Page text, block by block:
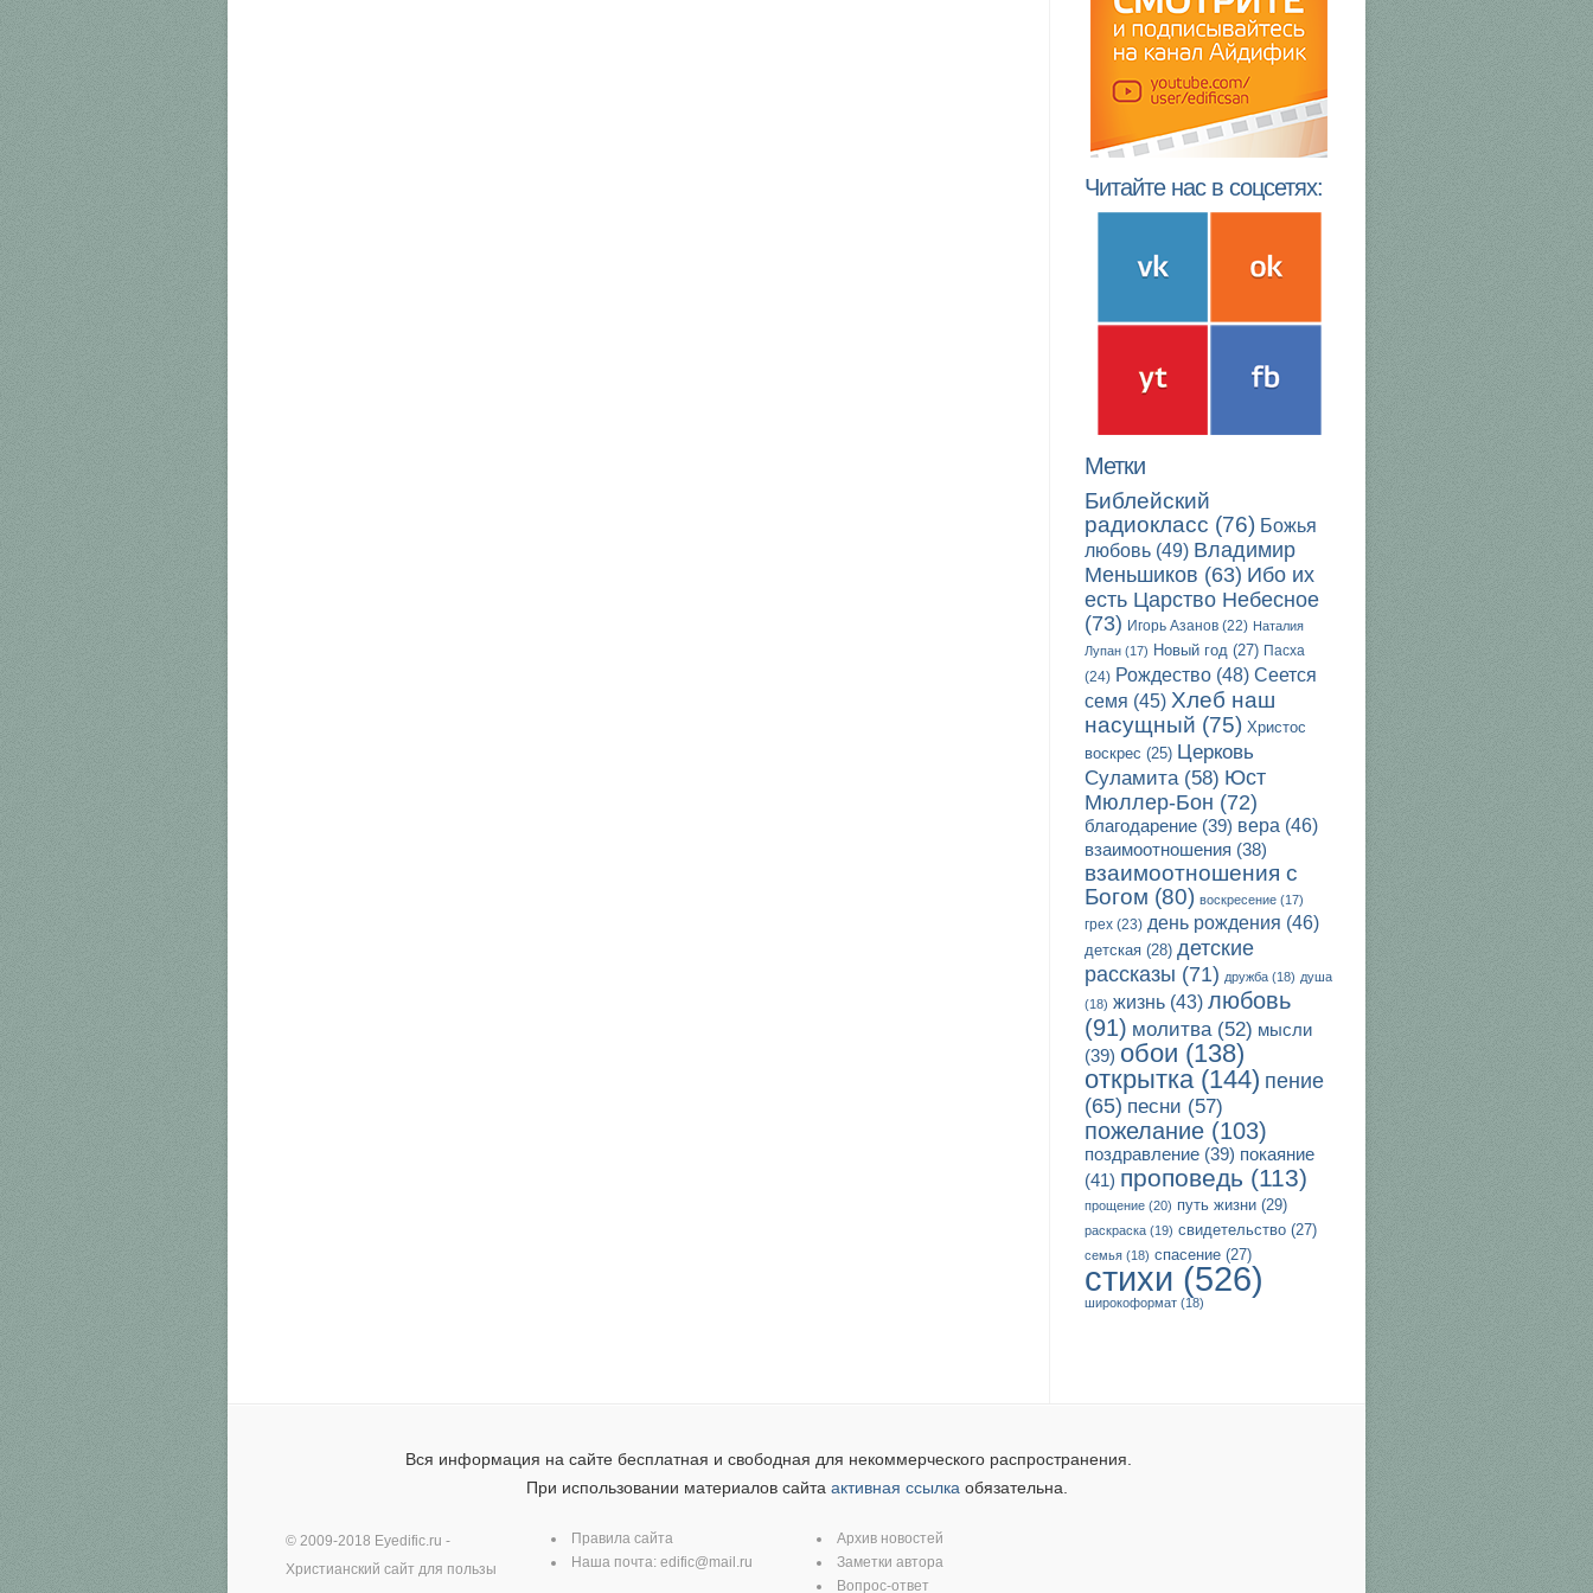
Читайте нас в соцсетях:
Метки
Библейский
радиокласс (76) Божья
любовь (49) Владимир
Меньшиков (63) Ибо их
есть Царство Небесное
(73) Игорь Азанов (22) Наталия
Лупан (17) Новый год (27) Пасха
(24) Рождество (48) Сеется
семя (45) Хлеб наш
насущный (75) Христос
воскрес (25) Церковь
Суламита(58) Юст
Мюллер-Бон (72)
благодарение (39) вера (46)
взаимоотношения (38)
взаимоотношения с
Богом (80) воскресение (17)
грех (23) день рождения (46)
детская (28) детские
рассказы (71) дружба (18) душа
(18) жизнь (43) любовь
(91) молитва(52) мысли
(39) обои (138)
открытка(144) пение
(65) песни (57)
пожелание (103)
поздравление (39) покаяние
(41) проповедь (113)
прощение (20) путь жизни (29)
раскраска (19) свидетельство (27)
семья (18) спасение (27)
стихи (526)
широкоформат (18)
Вся информация на сайте бесплатная и свободная для некоммерческого распространения.
При использовании материалов сайта активная ссылка обязательна.
© 2009-2018 Eyedific.ru -
Христианский сайт для пользы
Правила сайта
Наша почта: edific@mail.ru
Архив новостей
Заметки автора
Вопрос-ответ